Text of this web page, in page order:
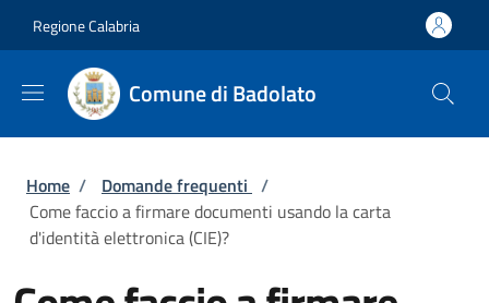
Regione Calabria
Comune di Badolato
Briciole di pane
Home / Domande frequenti /
Come faccio a firmare documenti usando la carta
d'identità elettronica (CIE)?